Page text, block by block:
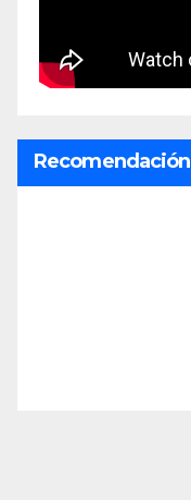
Recomendación